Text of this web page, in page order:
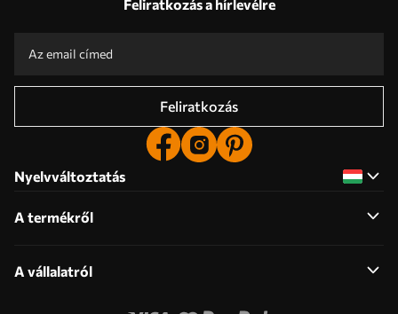
Feliratkozás a hírlevélre
Feliratkozás
Nyelvváltoztatás
A termékről
A vállalatról